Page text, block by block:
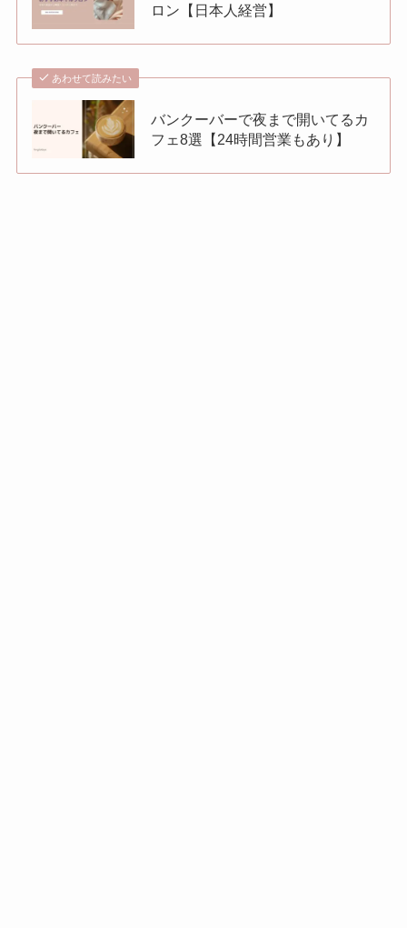
ロン【日本人経営】
あわせて読みたい
バンクーバーで夜まで開いてるカ
フェ8選【24時間営業もあり】